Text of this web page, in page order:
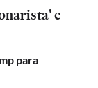
e
para